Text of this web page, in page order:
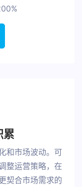
累
和市场波动。可
整运营策略，在
契合市场需求的